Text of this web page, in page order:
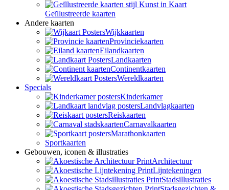
Geïllustreerde kaarten
Andere kaarten
Wijkkaarten
Provinciekaarten
Eilandkaarten
Landkaarten
Continentkaarten
Wereldkaarten
Specials
Kinderkamer
Landvlagkaarten
Reiskaarten
Carnavalkaarten
Marathonkaarten
Sportkaarten
Gebouwen, iconen & illustraties
Architectuur
Lijntekeningen
Stadsillustraties